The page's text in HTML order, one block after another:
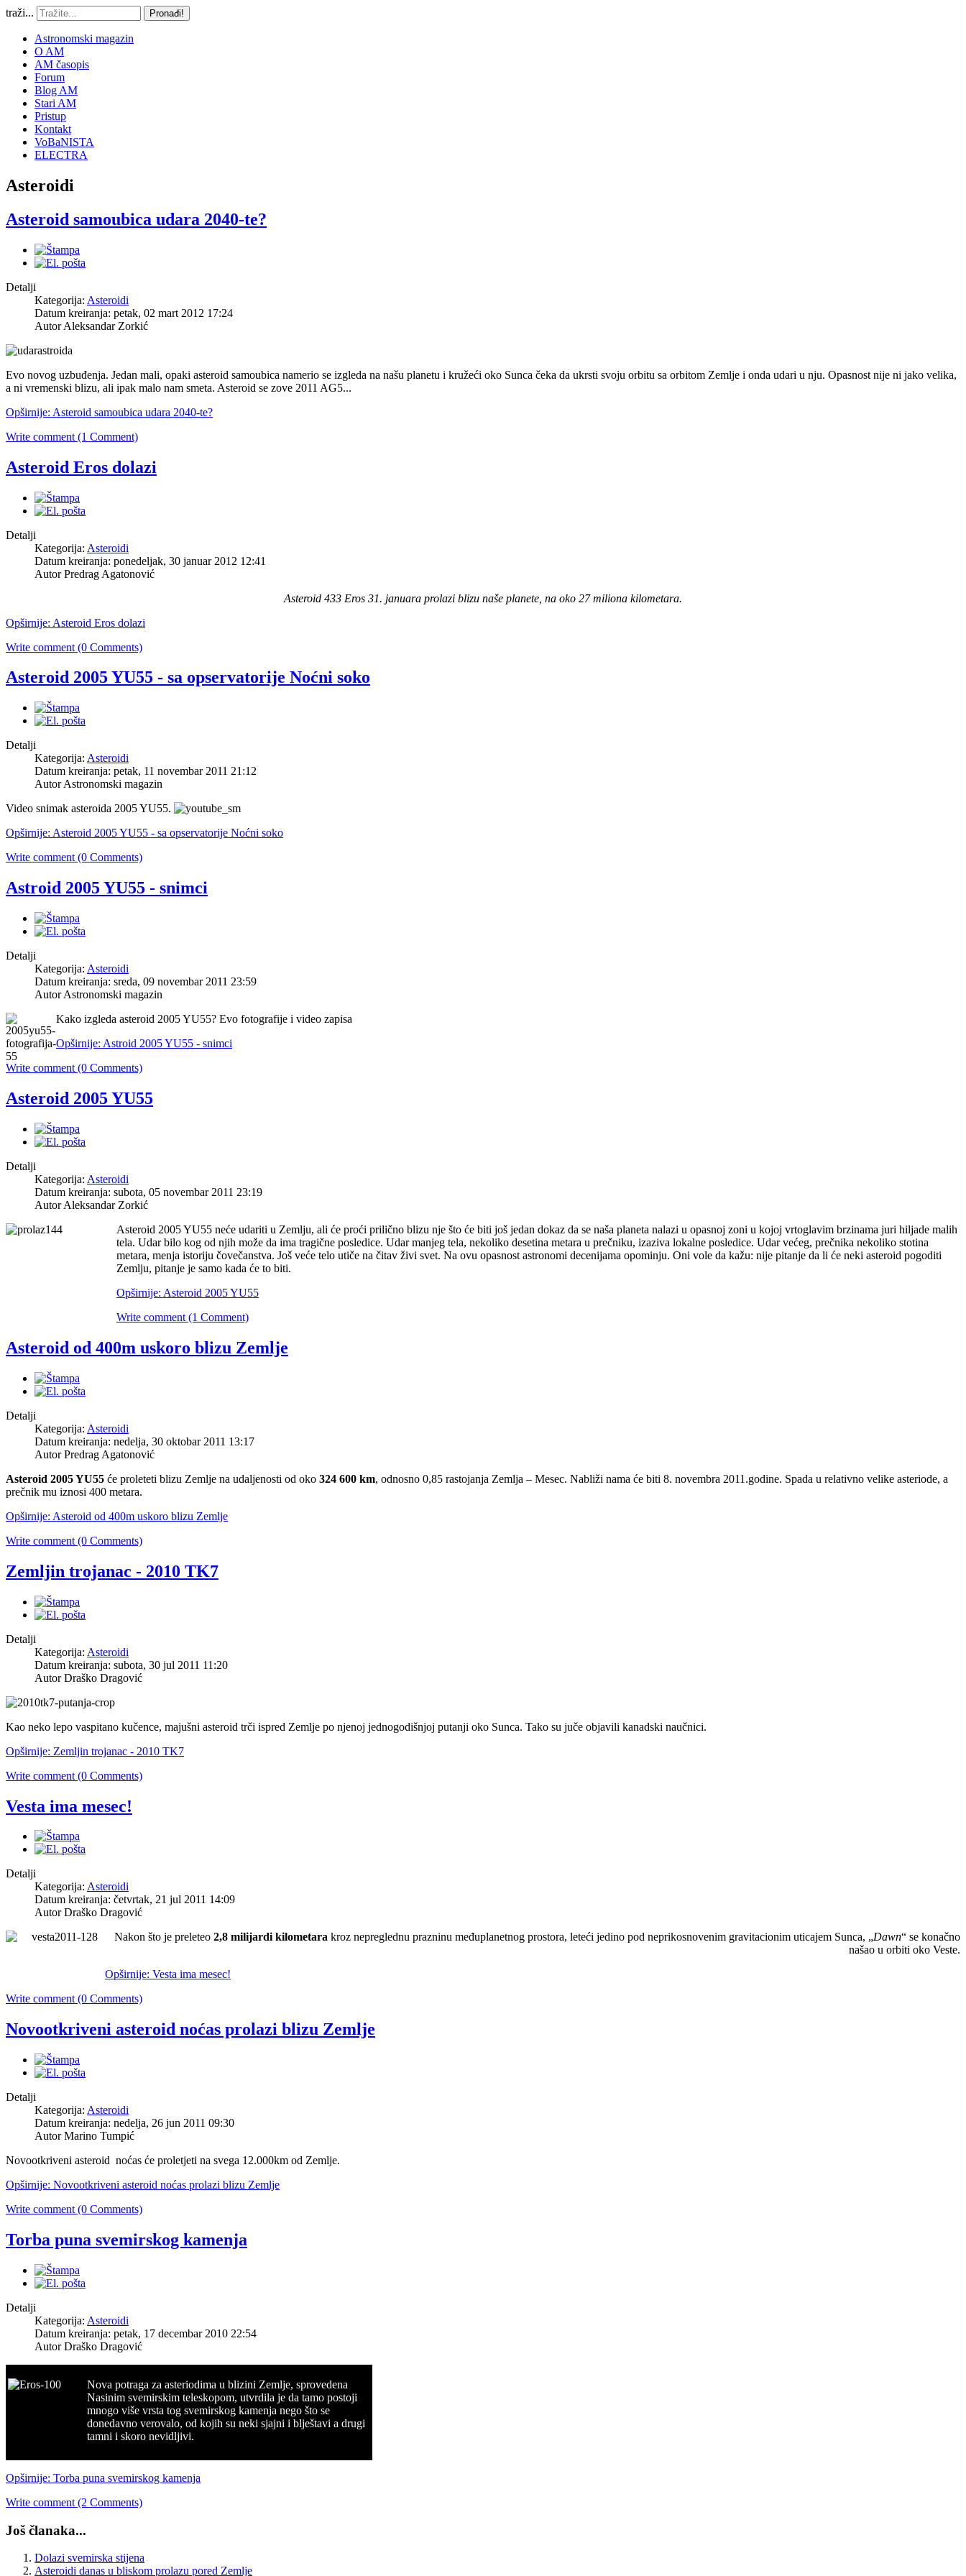
traži... Pronađi!
Astronomski magazin
O AM
AM časopis
Forum
Blog AM
Stari AM
Pristup
Kontakt
VoBaNISTA
ELECTRA
Asteroidi
Asteroid samoubica udara 2040-te?
Detalji
Kategorija: Asteroidi
Datum kreiranja: petak, 02 mart 2012 17:24
Autor Aleksandar Zorkić
Evo novog uzbuđenja. Jedan mali, opaki asteroid samoubica namerio se izgleda na našu planetu i kružeći oko Sunca čeka da ukrsti svoju orbitu sa orbitom Zemlje i onda udari u nju. Opasnost nije ni jako velika,
a ni vremenski blizu, ali ipak malo nam smeta. Asteroid se zove 2011 AG5...
Opširnije: Asteroid samoubica udara 2040-te?
Write comment (1 Comment)
Asteroid Eros dolazi
Detalji
Kategorija: Asteroidi
Datum kreiranja: ponedeljak, 30 januar 2012 12:41
Autor Predrag Agatonović
Asteroid 433 Eros 31. januara prolazi blizu naše planete, na oko 27 miliona kilometara.
Opširnije: Asteroid Eros dolazi
Write comment (0 Comments)
Asteroid 2005 YU55 - sa opservatorije Noćni soko
Detalji
Kategorija: Asteroidi
Datum kreiranja: petak, 11 novembar 2011 21:12
Autor Astronomski magazin
Video snimak asteroida 2005 YU55.
Opširnije: Asteroid 2005 YU55 - sa opservatorije Noćni soko
Write comment (0 Comments)
Astroid 2005 YU55 - snimci
Detalji
Kategorija: Asteroidi
Datum kreiranja: sreda, 09 novembar 2011 23:59
Autor Astronomski magazin
Kako izgleda asteroid 2005 YU55? Evo fotografije i video zapisa
Opširnije: Astroid 2005 YU55 - snimci
Write comment (0 Comments)
Asteroid 2005 YU55
Detalji
Kategorija: Asteroidi
Datum kreiranja: subota, 05 novembar 2011 23:19
Autor Aleksandar Zorkić
Asteroid 2005 YU55 neće udariti u Zemlju, ali će proći prilično blizu nje što će biti još jedan dokaz da se naša planeta nalazi u opasnoj zoni u kojoj vrtoglavim brzinama juri hiljade malih
tela. Udar bilo kog od njih može da ima tragične posledice. Udar manjeg tela, nekoliko desetina metara u prečniku, izaziva lokalne posledice. Udar većeg, prečnika nekoliko stotina
metara, menja istoriju čovečanstva. Još veće telo utiče na čitav živi svet. Na ovu opasnost astronomi decenijama opominju. Oni vole da kažu: nije pitanje da li će neki asteroid pogoditi
Zemlju, pitanje je samo kada će to biti.
Opširnije: Asteroid 2005 YU55
Write comment (1 Comment)
Asteroid od 400m uskoro blizu Zemlje
Detalji
Kategorija: Asteroidi
Datum kreiranja: nedelja, 30 oktobar 2011 13:17
Autor Predrag Agatonović
Asteroid 2005 YU55 će proleteti blizu Zemlje na udaljenosti od oko 324 600 km, odnosno 0,85 rastojanja Zemlja – Mesec. Nabliži nama će biti 8. novembra 2011.godine. Spada u relativno velike asteriode, a
prečnik mu iznosi 400 metara.
Opširnije: Asteroid od 400m uskoro blizu Zemlje
Write comment (0 Comments)
Zemljin trojanac - 2010 TK7
Detalji
Kategorija: Asteroidi
Datum kreiranja: subota, 30 jul 2011 11:20
Autor Draško Dragović
Kao neko lepo vaspitano kučence, majušni asteroid trči ispred Zemlje po njenoj jednogodišnjoj putanji oko Sunca. Tako su juče objavili kanadski naučnici.
Opširnije: Zemljin trojanac - 2010 TK7
Write comment (0 Comments)
Vesta ima mesec!
Detalji
Kategorija: Asteroidi
Datum kreiranja: četvrtak, 21 jul 2011 14:09
Autor Draško Dragović
Nakon što je preleteo 2,8 milijardi kilometara kroz nepreglednu prazninu međuplanetnog prostora, leteći jedino pod neprikosnovenim gravitacionim uticajem Sunca, „Dawn“ se konačno
našao u orbiti oko Veste.
Opširnije: Vesta ima mesec!
Write comment (0 Comments)
Novootkriveni asteroid noćas prolazi blizu Zemlje
Detalji
Kategorija: Asteroidi
Datum kreiranja: nedelja, 26 jun 2011 09:30
Autor Marino Tumpić
Novootkriveni asteroid noćas će proletjeti na svega 12.000km od Zemlje.
Opširnije: Novootkriveni asteroid noćas prolazi blizu Zemlje
Write comment (0 Comments)
Torba puna svemirskog kamenja
Detalji
Kategorija: Asteroidi
Datum kreiranja: petak, 17 decembar 2010 22:54
Autor Draško Dragović
Nova potraga za asteriodima u blizini Zemlje, sprovedena
Nasinim svemirskim teleskopom, utvrdila je da tamo postoji
mnogo više vrsta tog svemirskog kamenja nego što se
donedavno verovalo, od kojih su neki sjajni i blještavi a drugi
tamni i skoro nevidljivi.
Opširnije: Torba puna svemirskog kamenja
Write comment (2 Comments)
Još članaka...
Dolazi svemirska stijena
Asteroidi danas u bliskom prolazu pored Zemlje